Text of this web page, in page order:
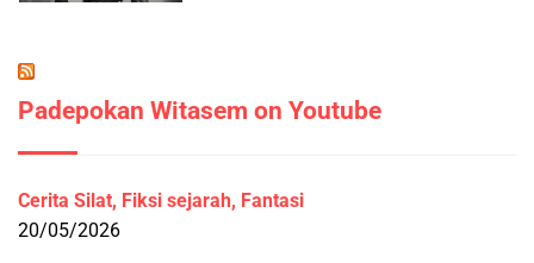
Padepokan Witasem on Youtube
Cerita Silat, Fiksi sejarah, Fantasi
20/05/2026